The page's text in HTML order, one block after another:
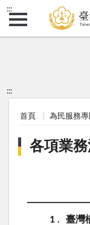
:::
:::
首頁 為民服務專
各項業務
1
臺灣